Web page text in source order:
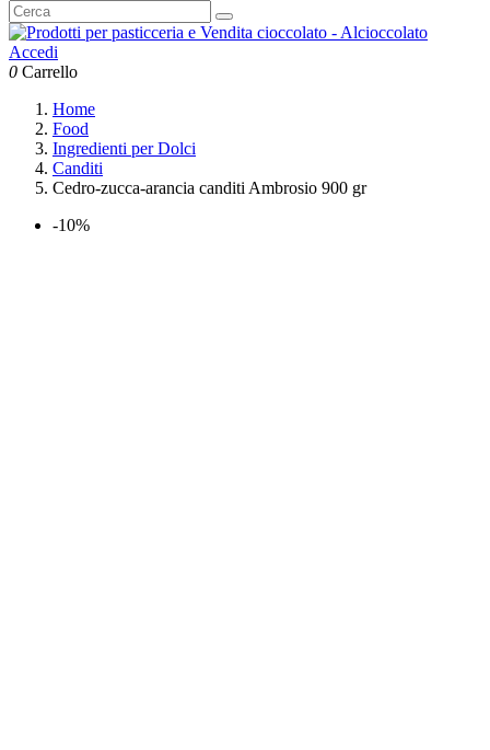
Accedi
0 Carrello
Home
Food
Ingredienti per Dolci
Canditi
Cedro-zucca-arancia canditi Ambrosio 900 gr
-10%